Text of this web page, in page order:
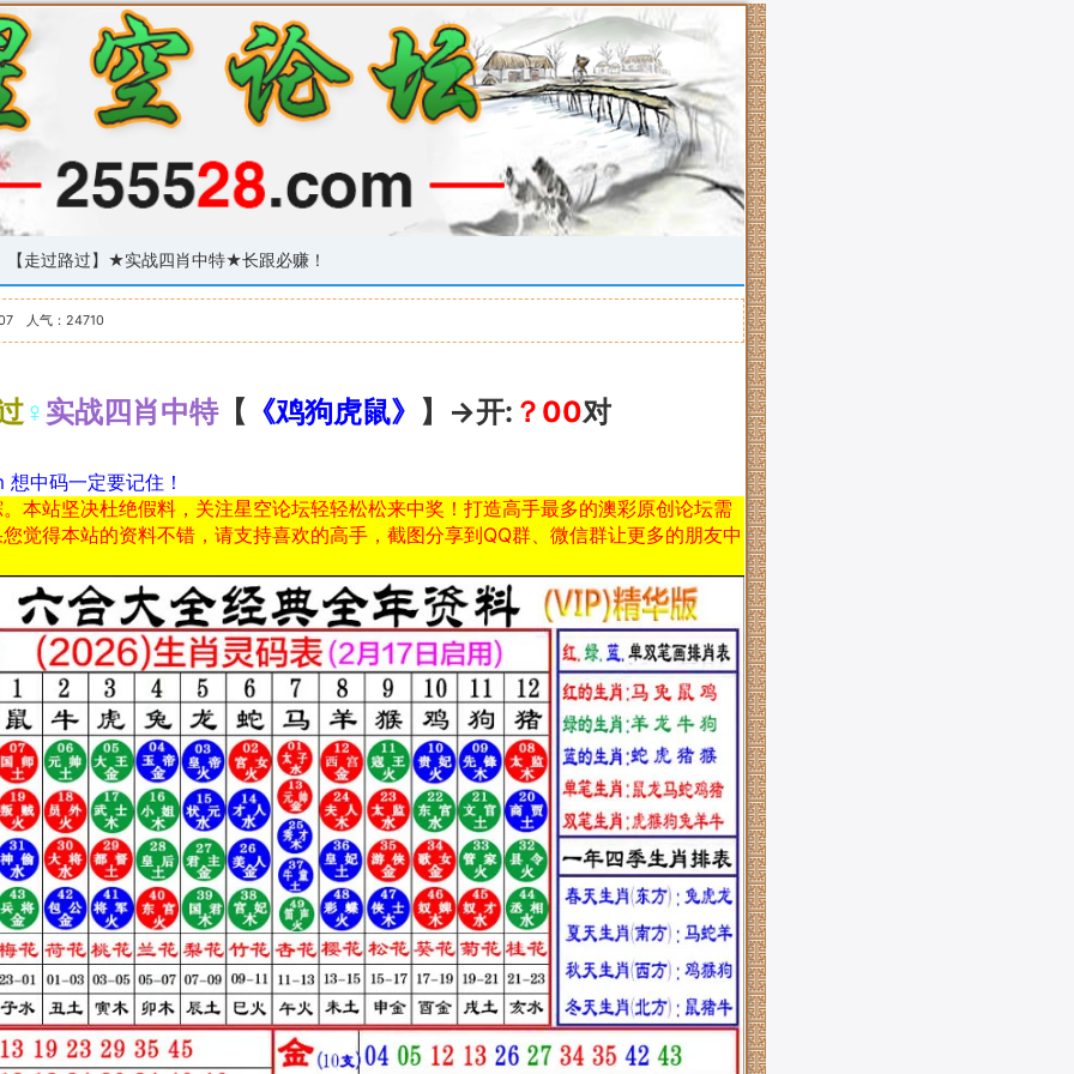
【走过路过】★实战四肖中特★长跟必赚！
人气： 24710
♀ 实战四肖中特【 《鸡狗虎鼠》 】→开: ？00对
中码一定要记住！
本站坚决杜绝假料，关注星空论坛轻轻松松来中奖！打造高手最多的澳彩原创论坛需
觉得本站的资料不错，请支持喜欢的高手，截图分享到QQ群、微信群让更多的朋友中